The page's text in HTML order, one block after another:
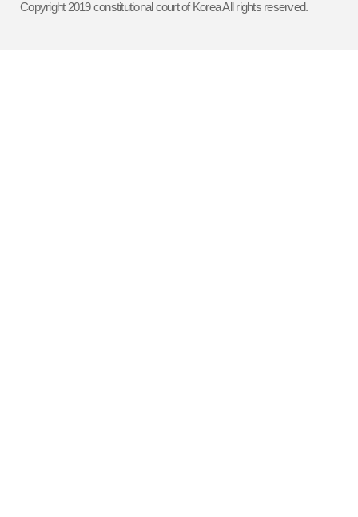
Copyright 2019 constitutional court of Korea All rights reserved.